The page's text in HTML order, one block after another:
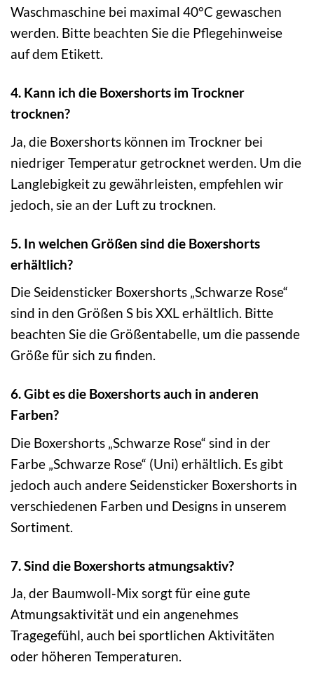
Waschmaschine bei maximal 40°C gewaschen
werden. Bitte beachten Sie die Pflegehinweise
auf dem Etikett.
4. Kann ich die Boxershorts im Trockner
trocknen?
Ja, die Boxershorts können im Trockner bei
niedriger Temperatur getrocknet werden. Um die
Langlebigkeit zu gewährleisten, empfehlen wir
jedoch, sie an der Luft zu trocknen.
5. In welchen Größen sind die Boxershorts
erhältlich?
Die Seidensticker Boxershorts „Schwarze Rose“
sind in den Größen S bis XXL erhältlich. Bitte
beachten Sie die Größentabelle, um die passende
Größe für sich zu finden.
6. Gibt es die Boxershorts auch in anderen
Farben?
Die Boxershorts „Schwarze Rose“ sind in der
Farbe „Schwarze Rose“ (Uni) erhältlich. Es gibt
jedoch auch andere Seidensticker Boxershorts in
verschiedenen Farben und Designs in unserem
Sortiment.
7. Sind die Boxershorts atmungsaktiv?
Ja, der Baumwoll-Mix sorgt für eine gute
Atmungsaktivität und ein angenehmes
Tragegefühl, auch bei sportlichen Aktivitäten
oder höheren Temperaturen.